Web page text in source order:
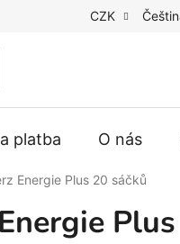
CZK
platba O nás
Energie Plus 20 sáčků